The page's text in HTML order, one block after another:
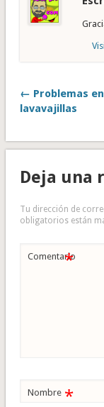
← Problemas
lavavajillas
Deja una
Tu dirección de
obligatorios están
Comentario
*
Nombre *